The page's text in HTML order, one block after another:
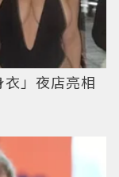
」夜店亮相